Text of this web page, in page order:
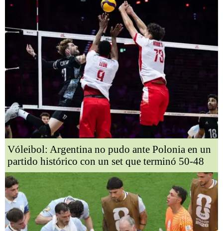
Vóleibol: Argentina no pudo ante Polonia en un
partido histórico con un set que terminó 50-48